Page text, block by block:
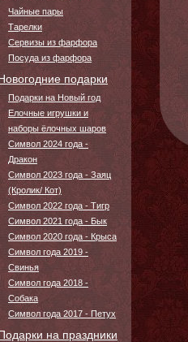
Чайные пары
Тарелки
Сервизы из фарфора
Посуда из фарфора
подарки
Подарки на Новый год
Елочные игрушки и
наборы ёлочных шаров
Символ 2024 года -
Дракон
Символ 2023 года - Заяц
(Кролик/ Кот)
Символ 2022 года - Тигр
Символ 2021 года - Бык
Символ 2020 года - Крыса
Символ года 2019 -
Свинья
Символ года 2018 -
Собака
Символ года 2017 - Петух
на праздники